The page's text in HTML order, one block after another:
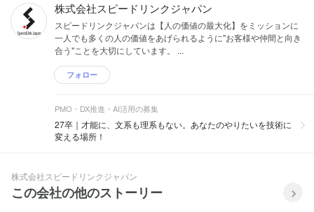
株式会社スピードリンクジャパン
スピードリンクジャパンは【人の価値の最大化】をミッションに
一人でも多くの人の価値をあげられるように"お客様や仲間と向き
合う"ことを大切にしています。 ...
フォロー
PMO・DX推進・AI活用の募集
27卒｜才能に、文系も理系もない。あなたのやりたいを技術に
変える場所！
株式会社スピードリンクジャパン
この会社の他のストーリー